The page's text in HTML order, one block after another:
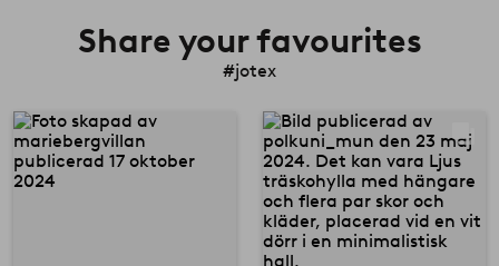
Share your favourites
#jotex